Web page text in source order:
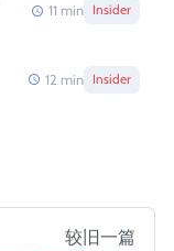
11 min Insider
12 min Insider
较旧一篇